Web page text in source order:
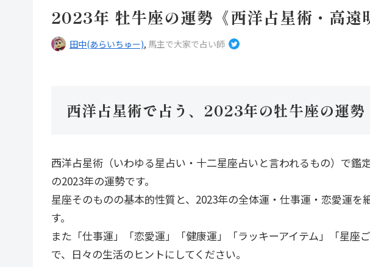
2023年 牡牛座の運勢《西洋占星術・高遠
田中(あらいちゅー), 馬主で大家で占い師
西洋占星術で占う、2023年の牡牛座の運勢
西洋占星術（いわゆる星占い・十二星座占いと言われるもの）で鑑
の2023年の運勢です。
星座そのものの基本的性質と、2023年の全体運・仕事運・恋愛運を
す。
また「仕事運」「恋愛運」「健康運」「ラッキーアイテム」「星座
で、日々の生活のヒントにしてください。